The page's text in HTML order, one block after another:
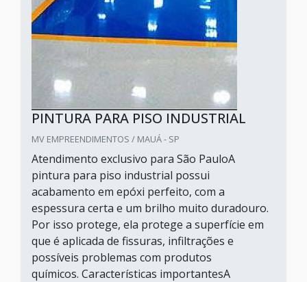
PINTURA PARA PISO INDUSTRIAL
MV EMPREENDIMENTOS / MAUÁ - SP
Atendimento exclusivo para São PauloA
pintura para piso industrial possui
acabamento em epóxi perfeito, com a
espessura certa e um brilho muito duradouro.
Por isso protege, ela protege a superfície em
que é aplicada de fissuras, infiltrações e
possíveis problemas com produtos
químicos. Características importantesA